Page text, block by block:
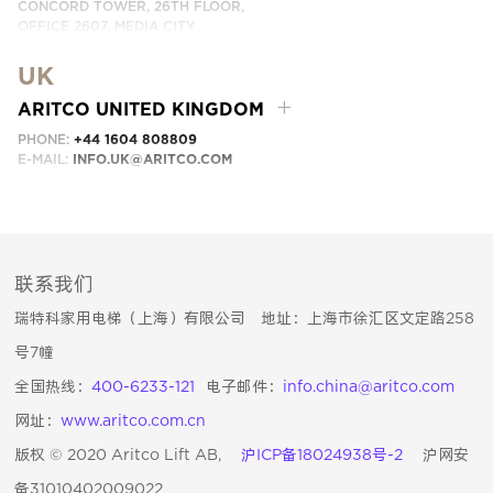
CONCORD TOWER, 26TH FLOOR,
OFFICE 2607, MEDIA CITY
EMAIL:
UK
ARITCO UNITED KINGDOM
PHONE: +44 1604 808809
E-MAIL: INFO.UK@ARITCO.COM
联系我们
瑞特科家用电梯（上海）有限公司 地址：上海市徐汇区文定路258
号7幢
全国热线：400-6233-121 电子邮件： info.china@aritco.com
网址：www.aritco.com.cn
版权 © 2020 Aritco Lift AB,沪ICP备18024938号-2 沪网安
备31010402009022